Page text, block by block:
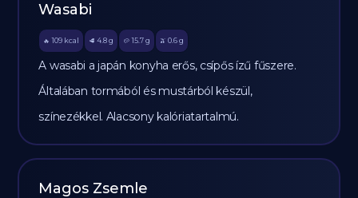
Wasabi
🔥 109 kcal 🥩 4.8 g 🥔 15.7g 🫒 0.6 g
A wasabi a japán konyha erős, csípős ízű fűszere.
Általában tormából és mustárból készül,
színezékkel. Alacsony kalóriatartalmú.
Magos Zsemle